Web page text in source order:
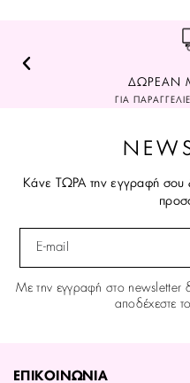
ΔΩΡΕΑΝ
ΓΙΑ
Κάνε ΤΩΡΑ την εγγραφή σου
Με την εγγραφή στο newsletter
αποδέχεστε
ΕΠΙΚΟΙΝΩΝΙΑ